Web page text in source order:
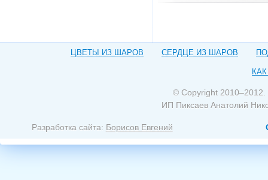
ЦВЕТЫ ИЗ ШАРОВ СЕРДЦЕ ИЗ ШАРОВ
© Copyright 2010–2012.
ИП Пиксаев Анатолий
Разработка сайта: Борисов Евгений